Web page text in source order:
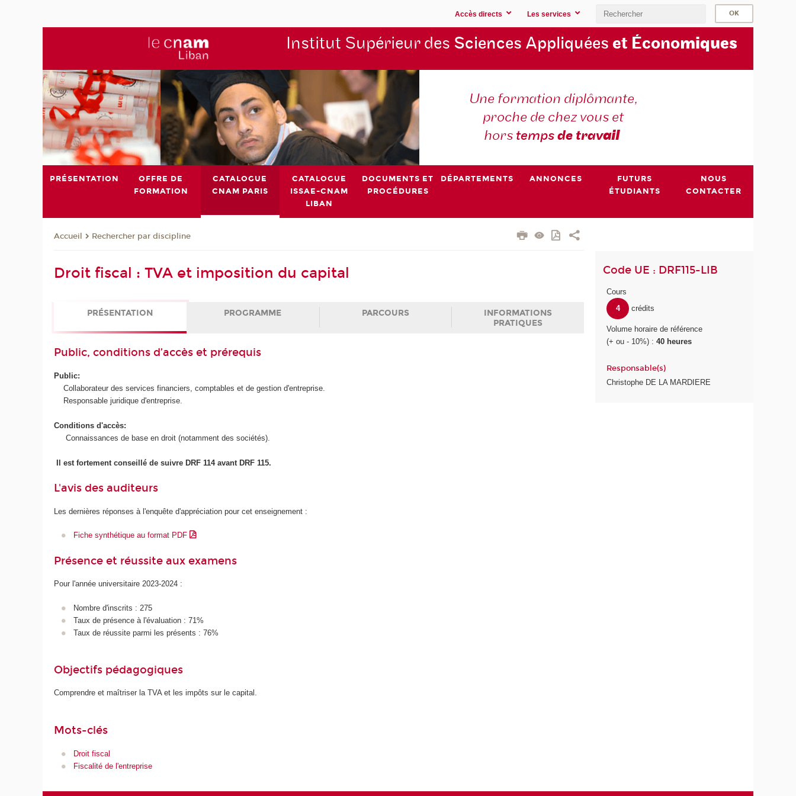
Accès directs Les services
Institut Supérieur des Sciences Appliquées et Économiques
Une formation diplômante,
proche de chez vous et
hors tempsde travail
PRÉSENTATION
OFFRE DE
FORMATION
CATALOGUE
CNAM PARIS
CATALOGUE
ISSAE-CNAM
LIBAN
DOCUMENTS ET
PROCÉDURES
DÉPARTEMENTS ANNONCES
FUTURS
ÉTUDIANTS
NOUS
CONTACTER
Accueil Rechercher par discipline
Droit fiscal : TVA et imposition du capital
PRÉSENTATION PROGRAMME PARCOURS
INFORMATIONS
PRATIQUES
Public, conditions d’accès et prérequis
Public:
Collaborateur des services financiers, comptables et de gestion d'entreprise.
Responsable juridique d'entreprise.
Conditions d'accès:
Connaissances de base en droit (notamment des sociétés).
Il est fortement conseillé de suivre DRF 114 avant DRF 115.
L'avis des auditeurs
Les dernières réponses à l'enquête d'appréciation pour cet enseignement :
Fiche synthétique au format PDF
Présence et réussite aux examens
Pour l'année universitaire 2023-2024 :
Nombre d'inscrits : 275
Taux de présence à l'évaluation : 71%
Taux de réussite parmi les présents : 76%
Objectifs pédagogiques
Comprendre et maîtriser la TVA et les impôts sur le capital.
Mots-clés
Droit fiscal
Fiscalité de l'entreprise
Code UE : DRF115-LIB
Cours
4
crédits
Volume horaire de référence
(+ ou - 10%) :40 heures
Responsable(s)
Christophe DE LA MARDIERE